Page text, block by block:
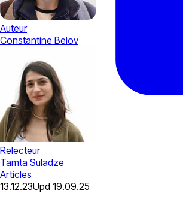
Auteur
Constantine Belov
Relecteur
Tamta Suladze
Articles
13.12.23Upd 19.09.25